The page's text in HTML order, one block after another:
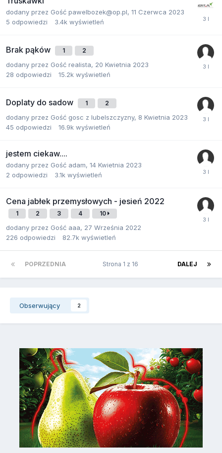
dodany przez Gość pawelbozek@op.pl, 11 Czerwca 2023
5 odpowiedzi 3.4k wyświetleń
Brak pąków 1 2
dodany przez Gość realista, 20 Kwietnia 2023
28 odpowiedzi 15.2k wyświetleń
Doplaty do sadow 1 2
dodany przez Gość gosc z lubelszczyzny, 8 Kwietnia 2023
45 odpowiedzi 16.9k wyświetleń
jestem ciekaw....
dodany przez Gość adam, 14 Kwietnia 2023
2 odpowiedzi 3.1k wyświetleń
Cena jabłek przemysłowych - jesień 2022
1 2 3 4 10
dodany przez Gość aaa, 27 Września 2022
226 odpowiedzi 82.7k wyświetleń
POPRZEDNIA DALEJ
Strona 1 z 16
Obserwujący 2